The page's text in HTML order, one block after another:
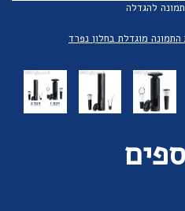
להגדלה
מוגדלת בחלון נפרד